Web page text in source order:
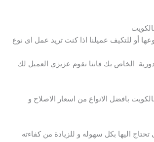
أو للتكيف عميلنا اذا كنت تريد عمل اى نوع
الخاص بك فاننا نقوم عزيزي العميل لك
بافضل الانواع من اسعار الاصلاح و
تحتاج اليها بكل سهوله و للزيادة من كفاءته